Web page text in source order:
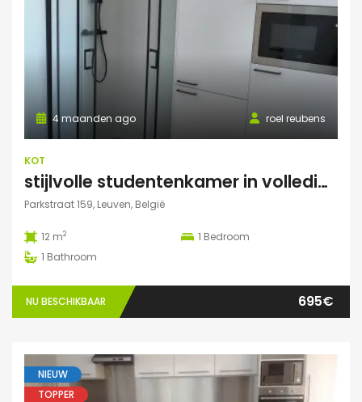
roel reubens
4 maanden ago
KOT
stijlvolle studentenkamer in volledig gerenoveerd studentenhuis
Parkstraat 159, Leuven, België
12 m2 1 Bedroom
1 Bathroom
NU BESCHIKBAAR 695€
NIEUW
TOPPER